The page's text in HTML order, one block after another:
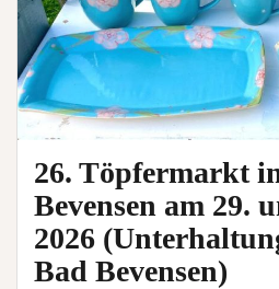
26. Töpfermarkt
Bevensen am 29.
2026
Bad Bevensen)